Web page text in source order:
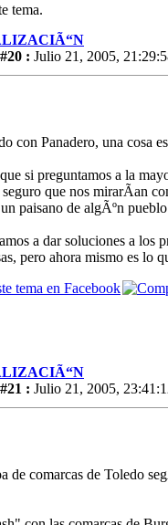
tema.
: Julio 21, 2005,
con Panadero, una cosa
si preguntamos a la
seguro que nos mirarÃ­an
paisano de algÃºn
a dar soluciones a los
pero ahora mismo es lo
: Julio 21, 2005,
de comarcas de Toledo